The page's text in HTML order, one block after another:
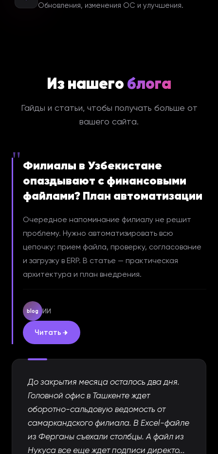
Обновления, изменения ОС и улучшения.
Из нашегоблога
Гайды и статьи, чтобы получать больше от
вашего сайта.
" Филиалы в Узбекистане
опаздывают с финансовыми
файлами? План автоматизации
Очередное напоминание филиалу не решит
проблему. Нужно автоматизировать всю
цепочку: прием файла, проверку, согласование
и загрузку в ERP. В статье — практическая
архитектура и план внедрения.
blog ИИ
Филиалы в Узбекистане опаздывают с
Читать
До закрытия месяца осталось два дня.
Головной офис в Ташкенте ждет
оборотно-сальдовую ведомость от
самаркандского филиала. В Excel-файле
из Ферганы съехали столбцы. А файл из
Нукуса все еще ждет подписи директо...